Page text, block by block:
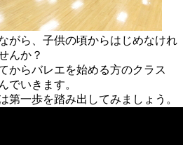
がら、子供の頃からはじめなけれ
んか？
からバレエを始める方のクラス
でいきます。
第一歩を踏み出してみましょう。